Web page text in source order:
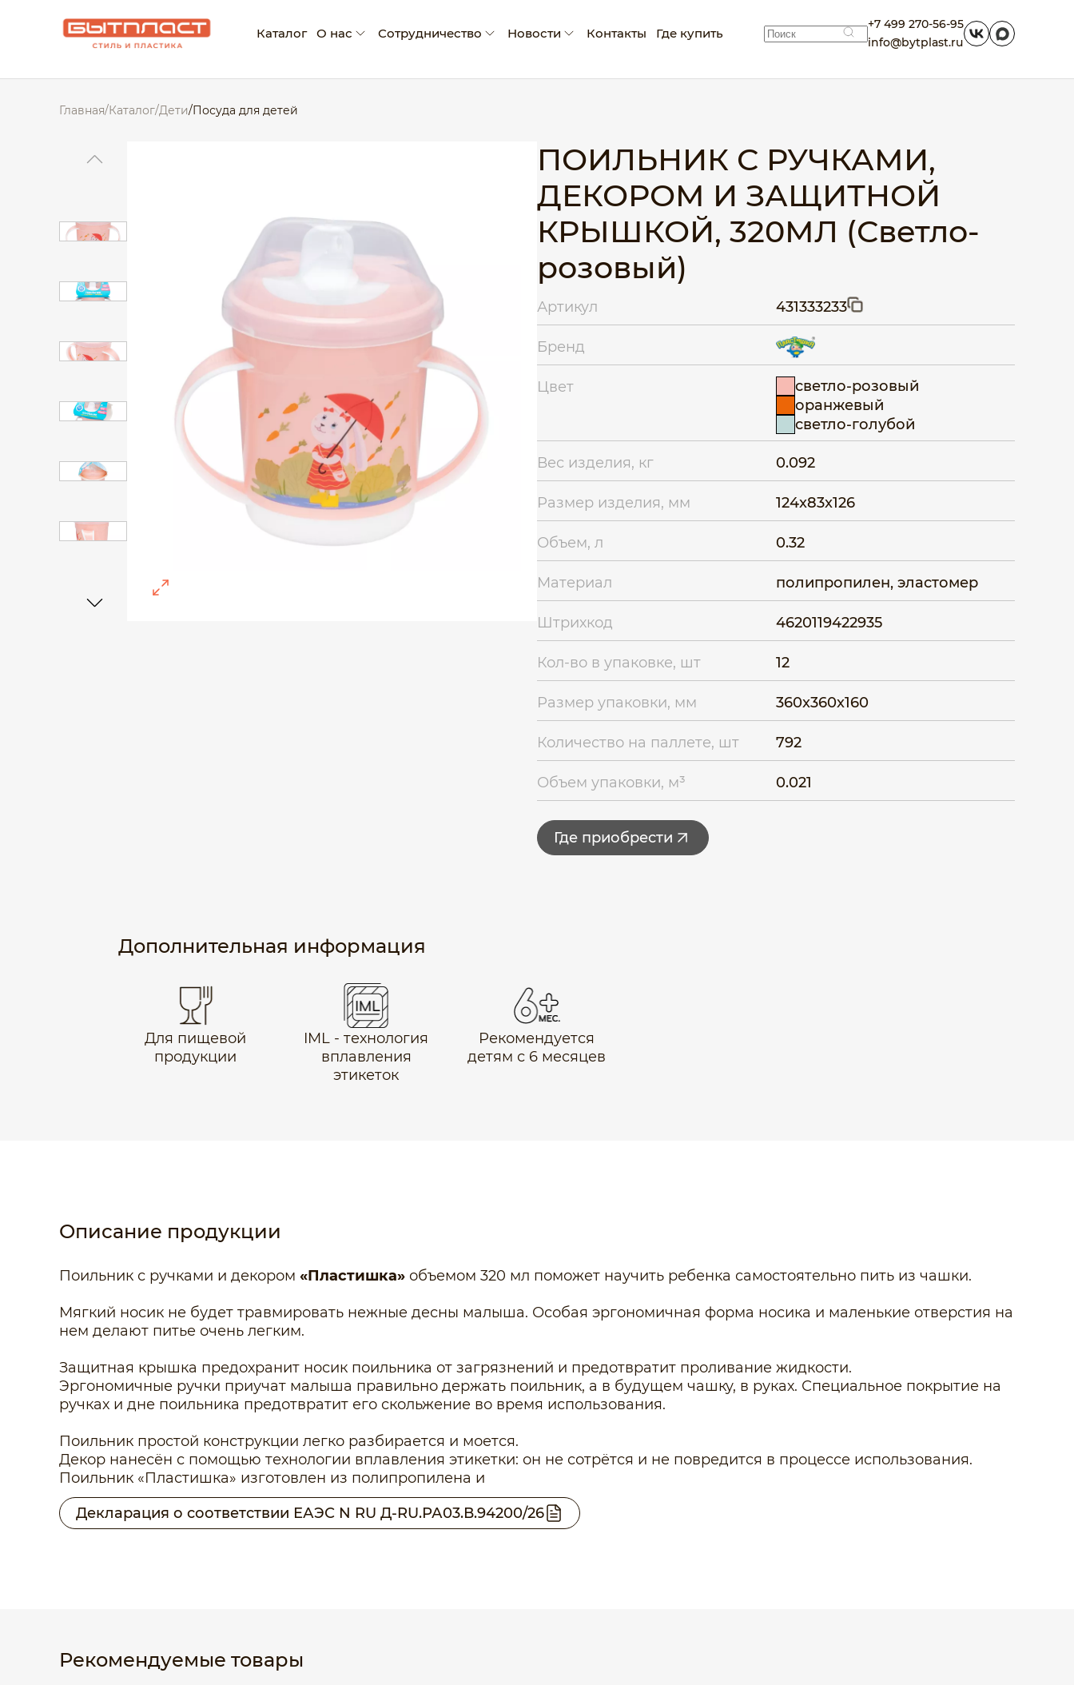
Каталог О нас
О компании
Сотрудничество
Условия сотрудничества
Экскурсия на производство
Новости
Новости
Контакты Где купить
+7 499 270-56-95
info@bytplast.ru
Главная/Каталог/Дети/Посуда для детей
ПОИЛЬНИК С РУЧКАМИ,
ДЕКОРОМ И ЗАЩИТНОЙ
КРЫШКОЙ, 320МЛ (Светло-
розовый)
Артикул 431333233
Бренд
Цвет
светло-розовый
оранжевый
светло-голубой
Вес изделия, кг 0.092
Размер изделия, мм 124x83x126
Объем, л 0.32
Материал полипропилен, эластомер
Штрихкод 4620119422935
Кол-во в упаковке, шт 12
Размер упаковки, мм 360x360x160
Количество на паллете, шт 792
Объем упаковки, м³ 0.021
Где приобрести
Дополнительная информация
Для пищевой
продукции
IML - технология
вплавления
этикеток
Рекомендуется
детям с 6 месяцев
Описание продукции
Поильник с ручками и декором «Пластишка» объемом 320 мл поможет научить ребенка самостоятельно пить из чашки.
Мягкий носик не будет травмировать нежные десны малыша. Особая эргономичная форма носика и маленькие отверстия на
нем делают питье очень легким.
Защитная крышка предохранит носик поильника от загрязнений и предотвратит проливание жидкости.
Эргономичные ручки приучат малыша правильно держать поильник, а в будущем чашку, в руках. Специальное покрытие на
ручках и дне поильника предотвратит его скольжение во время использования.
Поильник простой конструкции легко разбирается и моется.
Декор нанесён с помощью технологии вплавления этикетки: он не сотрётся и не повредится в процессе использования.
Поильник «Пластишка» изготовлен из полипропилена и
Декларация о соответствии ЕАЭС N RU Д-RU.РА03.В.94200/26
Рекомендуемые товары